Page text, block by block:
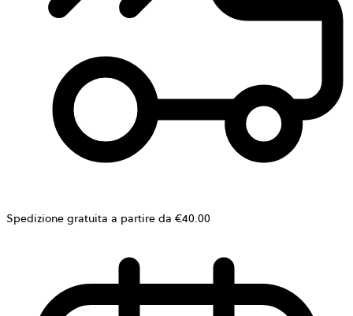
Spedizione gratuita a partire da €40.00